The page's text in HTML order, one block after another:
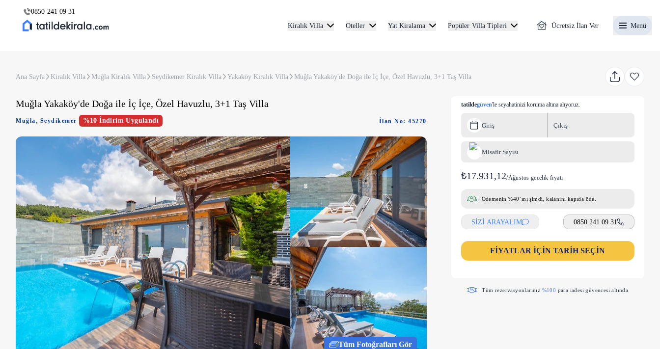
0850 241 09 31
Kiralık Villa
Oteller Yat Kiralama Popüler Villa Tipleri Ücretsiz İlan Ver Menü
Ana Sayfa Kiralık Villa Muğla Kiralık Villa Seydikemer Kiralık Villa Yakaköy Kiralık Villa Muğla Yakaköy'de Doğa ile İç İçe, Özel Havuzlu, 3+1 Taş Villa
Muğla Yakaköy'de Doğa ile İç İçe, Özel Havuzlu, 3+1 Taş Villa
Muğla, Seydikemer %10 İndirim Uygulandı İlan No: 45270
Tüm Fotoğrafları Gör
tatildegüven'le seyahatinizi koruma altına alıyoruz.
Giriş Çıkış
Misafir Sayısı
₺17.931,12/Ağustos gecelik fiyatı
Ödemenin %40’ını şimdi, kalanını kapıda öde.
SİZİ ARAYALIM 0850 241 09 31
FİYATLAR İÇİN TARİH SEÇİN
Tüm rezervasyonlarınız %100 para iadesi güvencesi altında